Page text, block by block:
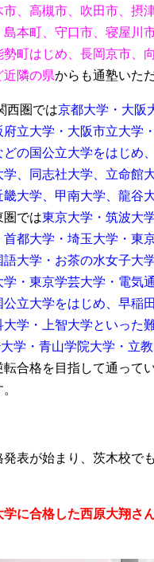
市、高槻市、吹田市、摂
本町、守口市、寝屋川
町はじめ、長岡京市、
近隣の県からも通塾いた
西圏では京都大学・大阪
立大学・大阪市立大学
の国公立大学をはじめ
、同志社大学、立命館
大学、甲南大学、龍谷
圏では東京大学・筑波大
都大学・埼玉大学・ 東
語大学・お茶の水女子大
・東京学芸大学・電気
立大学をはじめ、 早稲
学・上智大学といった
学・青山学院大学・立
転合格を目指して通って
発表が始まり、茨木校で
学に合格した西原大翔さ